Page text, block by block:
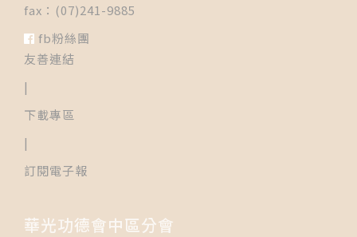
fax：(07)241-9885
fb粉絲團
友善連結
|
下載專區
|
訂閱電子報
華光功德會中區分會